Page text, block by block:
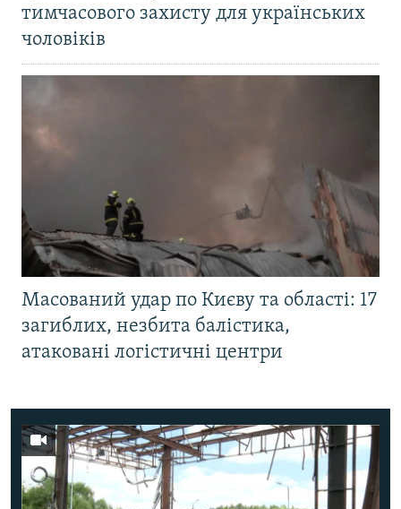
тимчасового захисту для українських
чоловіків
Масований удар по Києву та області: 17
загиблих, незбита балістика,
атаковані логістичні центри